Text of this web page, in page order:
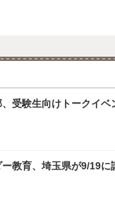
、受験生向けトークイ
教育、埼玉県が9/19に